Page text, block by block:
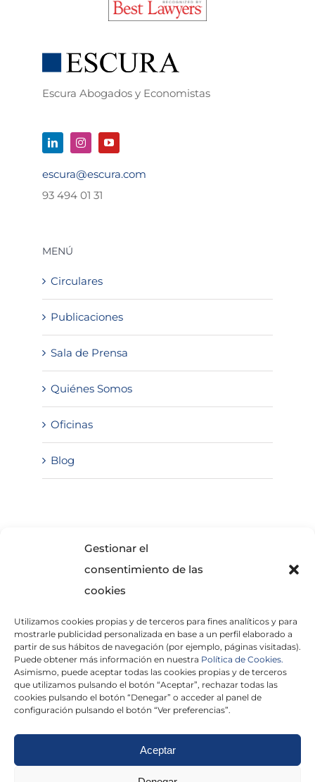
Gestionar el
consentimiento de las
cookies
Utilizamos cookies propias y de terceros para fines analíticos y para
mostrarle publicidad personalizada en base a un perfil elaborado a
partir de sus hábitos de navegación (por ejemplo, páginas visitadas).
Puede obtener más información en nuestra Política de Cookies.
Asimismo, puede aceptar todas las cookies propias y de terceros
que utilizamos pulsando el botón “Aceptar”, rechazar todas las
cookies pulsando el botón “Denegar” o acceder al panel de
configuración pulsando el botón “Ver preferencias”.
Aceptar
Escura Abogados y Economistas
escura@escura.com
93 494 01 31
MENÚ
Circulares
Publicaciones
Sala de Prensa
Quiénes Somos
Oficinas
Blog
He leído y acepto laPolítica de Privacidad
Politica de cookies|Aviso Legal